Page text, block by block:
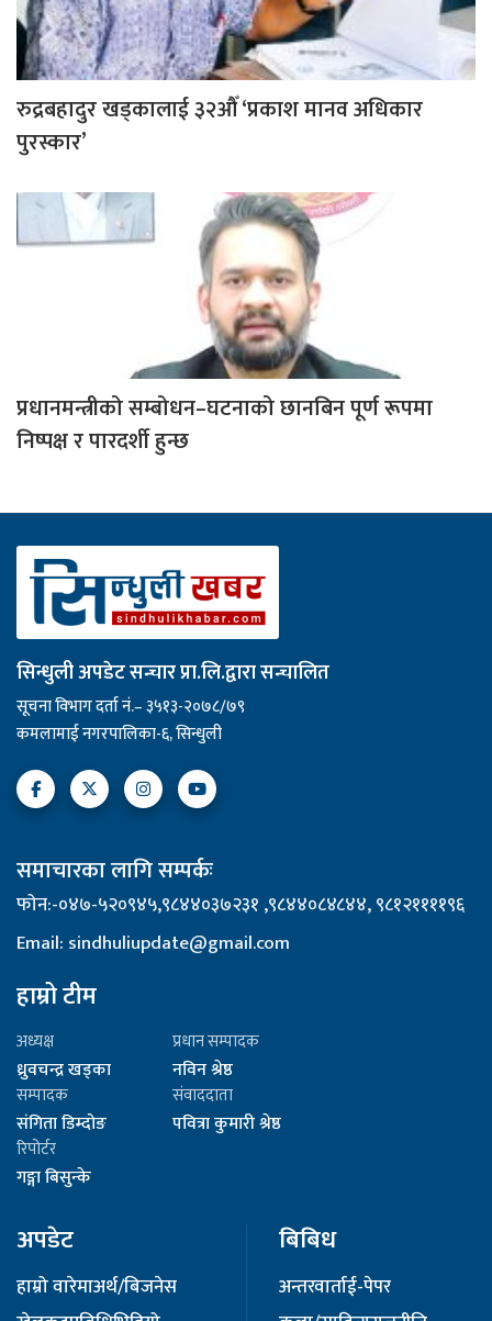
रुद्रबहादुर खड्कालाई ३२औँ ‘प्रकाश मानव अधिकार
पुरस्कार’
प्रधानमन्त्रीको सम्बोधन–घटनाको छानबिन पूर्ण रूपमा
निष्पक्ष र पारदर्शी हुन्छ
सिन्धुली अपडेट सन्चार प्रा.लि.द्वारा सन्चालित
सूचना विभाग दर्ता नं.– ३५१३-२०७८/७९
कमलामाई नगरपालिका-६, सिन्धुली
समाचारका लागि सम्पर्कः
फोन:-०४७-५२०९४५,९८४४०३७२३१ ,९८४४०८४८४४, ९८१२११११९६
Email: sindhuliupdate@gmail.com
हाम्रो टीम
अध्यक्ष
ध्रुवचन्द्र खड्का
प्रधान सम्पादक
नविन श्रेष्ठ
सम्पादक
संगिता डिम्दोङ
संवाददाता
पवित्रा कुमारी श्रेष्ठ
रिपोर्टर
गङ्गा बिसुन्के
अपडेट
हाम्रो वारेमाअर्थ/बिजनेस
बिबिध
अन्तरवार्ताई-पेपर